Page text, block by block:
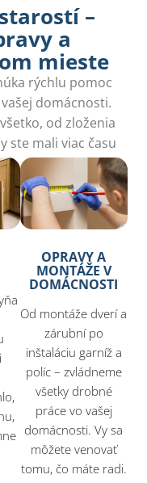
–
a
mieste​
rýchlu pomoc
domácnosti.
od zloženia
ste mali viac času
OPRAVY A
MONTÁŽE V
DOMÁCNOSTI
Od montáže dverí a
zárubní po
inštaláciu garníž a
políc – zvládneme
všetky drobné
práce vo vašej
domácnosti. Vy sa
môžete venovať
tomu, čo máte radi.